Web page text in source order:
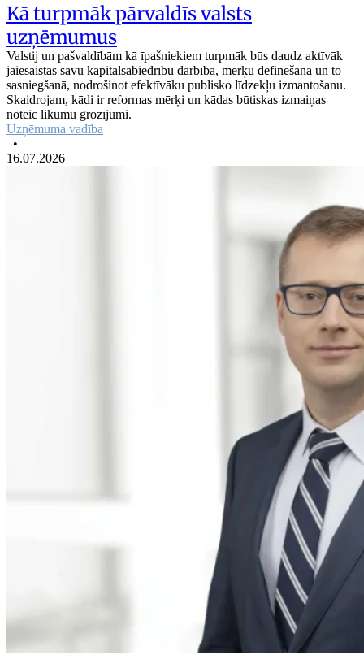
Kā turpmāk pārvaldīs valsts
uzņēmumus
Valstij un pašvaldībām kā īpašniekiem turpmāk būs daudz aktīvāk
jāiesaistās savu kapitālsabiedrību darbībā, mērķu definēšanā un to
sasniegšanā, nodrošinot efektīvāku publisko līdzekļu izmantošanu.
Skaidrojam, kādi ir reformas mērķi un kādas būtiskas izmaiņas
noteic likumu grozījumi.
Uzņēmuma vadība
•
16.07.2026